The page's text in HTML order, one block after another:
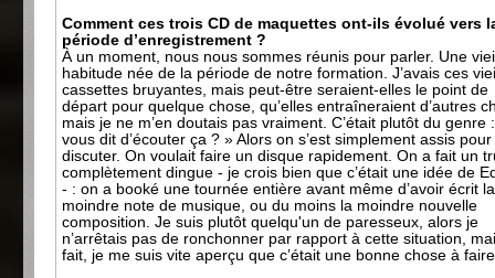
Comment ces trois CD de maquettes ont-ils évolué vers
période d’enregistrement ?
À un moment, nous nous sommes réunis pour parler. Une
habitude née de la période de notre formation. J’avais ces
cassettes bruyantes, mais peut-être seraient-elles le point de
départ pour quelque chose, qu’elles entraîneraient d’autres
mais je ne m’en doutais pas vraiment. C’était plutôt du genre
vous dit d’écouter ça ? » Alors on s’est simplement assis pour
discuter. On voulait faire un disque rapidement. On a fait un
complètement dingue - je crois bien que c’était une idée de
- : on a booké une tournée entière avant même d’avoir écrit la
moindre note de musique, ou du moins la moindre nouvelle
composition. Je suis plutôt quelqu'un de paresseux, alors je
n’arrêtais pas de ronchonner par rapport à cette situation,
fait, je me suis vite aperçu que c’était une bonne chose à